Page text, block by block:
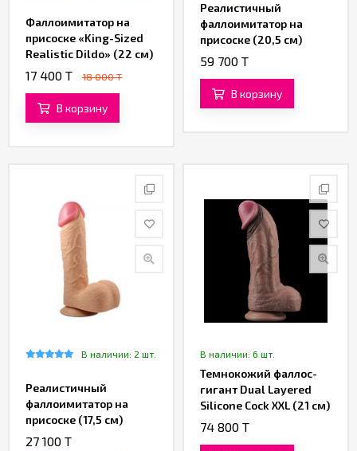
Фаллоимитатор на
присоске «King-Sized
Realistic Dildo» (22 см)
17 400 T 18 000 T
В корзину
Реалистичный
фаллоимитатор на
присоске (20,5 см)
59 700 T
В корзину
В наличии: 2 шт.
Реалистичный
фаллоимитатор на
присоске (17,5 см)
27 100 T
В наличии: 6 шт.
Темнокожий фаллос-
гигант Dual Layered
Silicone Cock XXL (21 см)
74 800 T